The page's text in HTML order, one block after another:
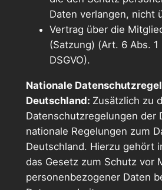
Daten verlangen, nicht
Vertrag über die
(Satzung) (Art. 6 Abs. 1
DSGVO).
Nationale
Deutschland: Zusätzlich zu
Datenschutzregelungen der
nationale Regelungen zum
Deutschland. Hierzu gehört
das Gesetz zum Schutz vor
personenbezogener Daten